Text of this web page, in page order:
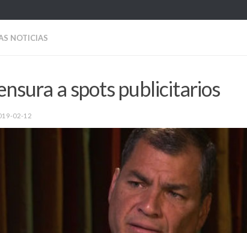
NOTICIAS
a spots publicitarios
02-12